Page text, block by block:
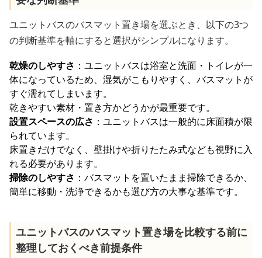
ユニットバスのバスマット置き場を選ぶとき、以下の3つ
の判断基準を軸にすると選択がシンプルになります。
乾燥のしやすさ ：ユニットバスは浴室と洗面・トイレが一
体になっているため、湿気がこもりやすく、バスマットが
すぐ濡れてしまいます。
乾きやすい素材・置き方かどうかが最重要です。
設置スペースの広さ ：ユニットバスは一般的に床面積が限
られています。
床置きだけでなく、壁掛けや折りたたみ式なども視野に入
れる必要があります。
掃除のしやすさ ：バスマットを置いたまま掃除できるか、
簡単に移動・洗浄できるかも選び方の大事な基準です。
ユニットバスのバスマット置き場を比較する前に
整理しておくべき前提条件